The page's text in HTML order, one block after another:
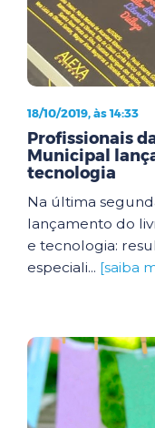
18/10/2019, às 14:33
Profissionais
Municipal
tecnologia
Na última
lançamento do
e tecnologia:
especiali... [saiba